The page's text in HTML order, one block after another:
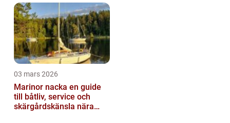
03 mars 2026
Marinor nacka en guide
till båtliv, service och
skärgårdskänsla nära